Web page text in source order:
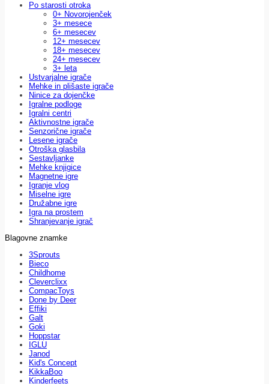
Po starosti otroka
0+ Novorojenček
3+ mesece
6+ mesecev
12+ mesecev
18+ mesecev
24+ mesecev
3+ leta
Ustvarjalne igrače
Mehke in plišaste igrače
Ninice za dojenčke
Igralne podloge
Igralni centri
Aktivnostne igrače
Senzorične igrače
Lesene igrače
Otroška glasbila
Sestavljanke
Mehke knjigice
Magnetne igre
Igranje vlog
Miselne igre
Družabne igre
Igra na prostem
Shranjevanje igrač
Blagovne znamke
3Sprouts
Bieco
Childhome
Cleverclixx
CompacToys
Done by Deer
Effiki
Galt
Goki
Hoppstar
IGLU
Janod
Kid's Concept
KikkaBoo
Kinderfeets